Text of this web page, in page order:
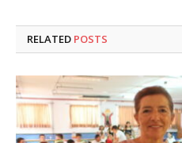
RELATED POSTS